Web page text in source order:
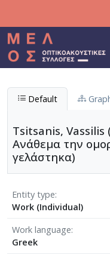
Default
Tsitsanis, Vassilis
Ανάθεμα την
γελάστηκα)
Entity type
Work (Individual)
Work language
Greek